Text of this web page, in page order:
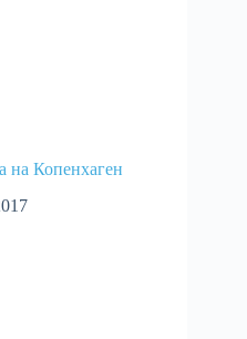
на Копенхаген